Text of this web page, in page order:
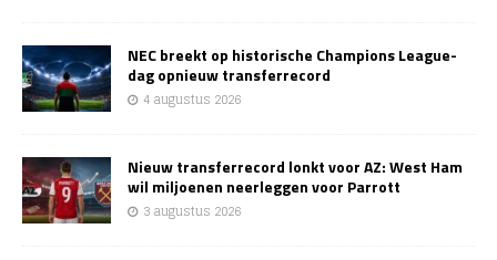
NEC breekt op historische Champions League-
dag opnieuw transferrecord
4 augustus 2026
Nieuw transferrecord lonkt voor AZ: West Ham
wil miljoenen neerleggen voor Parrott
3 augustus 2026